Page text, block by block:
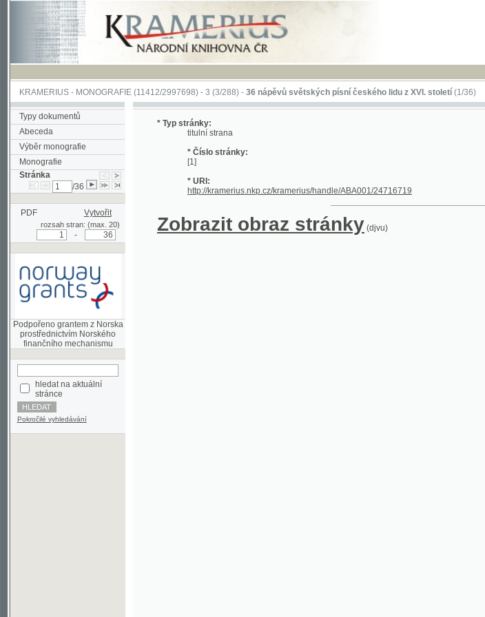
KRAMERIUS-MONOGRAFIE(11412/2997698) -3 (3/288)-36 nápěvů světských písní českého lidu z XVI. století(1/36)
Typy dokumentů
Abeceda
Výběr monografie
Monografie
Stránka
/36
PDF Vytvořit
rozsah stran: (max. 20)
Podpořeno grantem z Norska
prostřednictvím Norského
hledat na aktuální
stránce
Pokročilé vyhledávání
* Typ stránky:
titulní strana
* Číslo stránky:
* URI:
Zobrazit obraz stránky(djvu)